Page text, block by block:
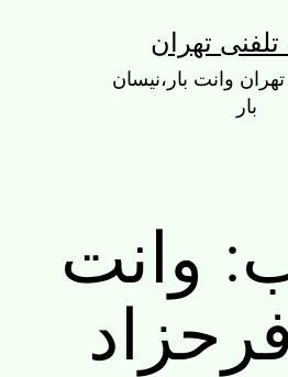
تهران
وانت بار،نیسان
بار
وانت